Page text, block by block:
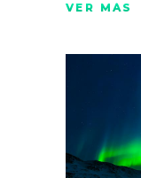
VER MÁS